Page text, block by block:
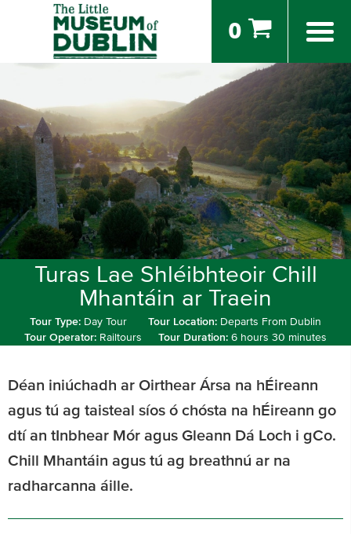
0
Turas Lae Shléibhteoir Chill
Mhantáin ar Traein
Tour Type: Day Tour Tour Location: Departs From Dublin
Tour Operator: Railtours Tour Duration: 6 hours 30 minutes
Déan iniúchadh ar Oirthear Ársa na hÉireann
agus tú ag taisteal síos ó chósta na hÉireann go
dtí an tInbhear Mór agus Gleann Dá Loch i gCo.
Chill Mhantáin agus tú ag breathnú ar na
radharcanna áille.